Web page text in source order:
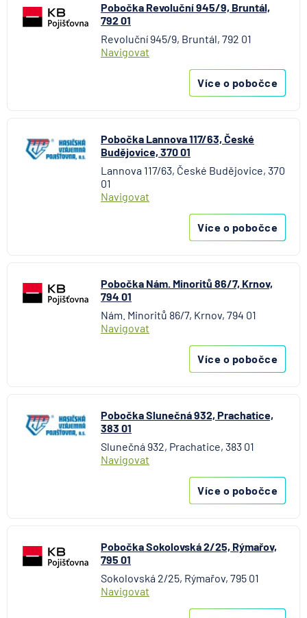
Pobočka Revoluční 945/9, Bruntál,
792 01
Revoluční 945/9, Bruntál, 792 01
Navigovat
Více o pobočce
Pobočka Lannova 117/63, České
Budějovice, 370 01
Lannova 117/63, České Budějovice, 370
01
Navigovat
Více o pobočce
Pobočka Nám. Minoritů 86/7, Krnov,
794 01
Nám. Minoritů 86/7, Krnov, 794 01
Navigovat
Více o pobočce
Pobočka Slunečná 932, Prachatice,
383 01
Slunečná 932, Prachatice, 383 01
Navigovat
Více o pobočce
Pobočka Sokolovská 2/25, Rýmařov,
795 01
Sokolovská 2/25, Rýmařov, 795 01
Navigovat